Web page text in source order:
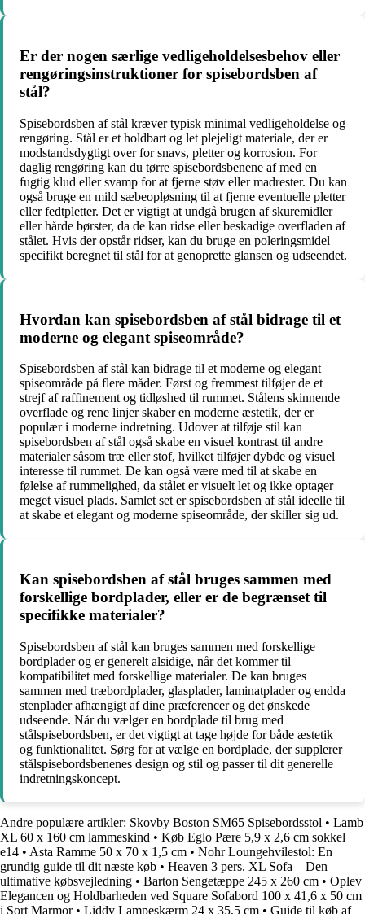
Er der nogen særlige vedligeholdelsesbehov eller
rengøringsinstruktioner for spisebordsben af
stål?
Spisebordsben af stål kræver typisk minimal vedligeholdelse og
rengøring. Stål er et holdbart og let plejeligt materiale, der er
modstandsdygtigt over for snavs, pletter og korrosion. For
daglig rengøring kan du tørre spisebordsbenene af med en
fugtig klud eller svamp for at fjerne støv eller madrester. Du kan
også bruge en mild sæbeopløsning til at fjerne eventuelle pletter
eller fedtpletter. Det er vigtigt at undgå brugen af skuremidler
eller hårde børster, da de kan ridse eller beskadige overfladen af
stålet. Hvis der opstår ridser, kan du bruge en poleringsmidel
specifikt beregnet til stål for at genoprette glansen og udseendet.
Hvordan kan spisebordsben af stål bidrage til et
moderne og elegant spiseområde?
Spisebordsben af stål kan bidrage til et moderne og elegant
spiseområde på flere måder. Først og fremmest tilføjer de et
strejf af raffinement og tidløshed til rummet. Stålens skinnende
overflade og rene linjer skaber en moderne æstetik, der er
populær i moderne indretning. Udover at tilføje stil kan
spisebordsben af stål også skabe en visuel kontrast til andre
materialer såsom træ eller stof, hvilket tilføjer dybde og visuel
interesse til rummet. De kan også være med til at skabe en
følelse af rummelighed, da stålet er visuelt let og ikke optager
meget visuel plads. Samlet set er spisebordsben af stål ideelle til
at skabe et elegant og moderne spiseområde, der skiller sig ud.
Kan spisebordsben af stål bruges sammen med
forskellige bordplader, eller er de begrænset til
specifikke materialer?
Spisebordsben af stål kan bruges sammen med forskellige
bordplader og er generelt alsidige, når det kommer til
kompatibilitet med forskellige materialer. De kan bruges
sammen med træbordplader, glasplader, laminatplader og endda
stenplader afhængigt af dine præferencer og det ønskede
udseende. Når du vælger en bordplade til brug med
stålspisebordsben, er det vigtigt at tage højde for både æstetik
og funktionalitet. Sørg for at vælge en bordplade, der supplerer
stålspisebordsbenenes design og stil og passer til dit generelle
indretningskoncept.
Andre populære artikler: Skovby Boston SM65 Spisebordsstol • Lamb
XL 60 x 160 cm lammeskind • Køb Eglo Pære 5,9 x 2,6 cm sokkel
e14 • Asta Ramme 50 x 70 x 1,5 cm • Nohr Loungehvilestol: En
grundig guide til dit næste køb • Heaven 3 pers. XL Sofa – Den
ultimative købsvejledning • Barton Sengetæppe 245 x 260 cm • Oplev
Elegancen og Holdbarheden ved Square Sofabord 100 x 41,6 x 50 cm
i Sort Marmor• Liddy Lampeskærm 24 x 35,5 cm • Guide til køb af